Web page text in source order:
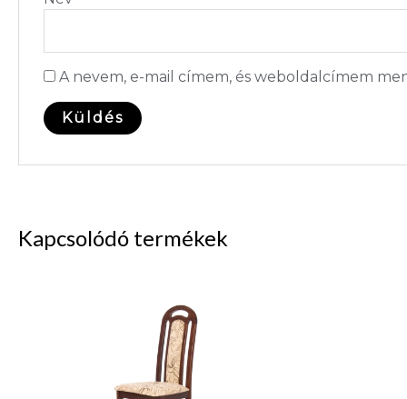
A nevem, e-mail címem, és weboldalcímem
Kapcsolódó termékek